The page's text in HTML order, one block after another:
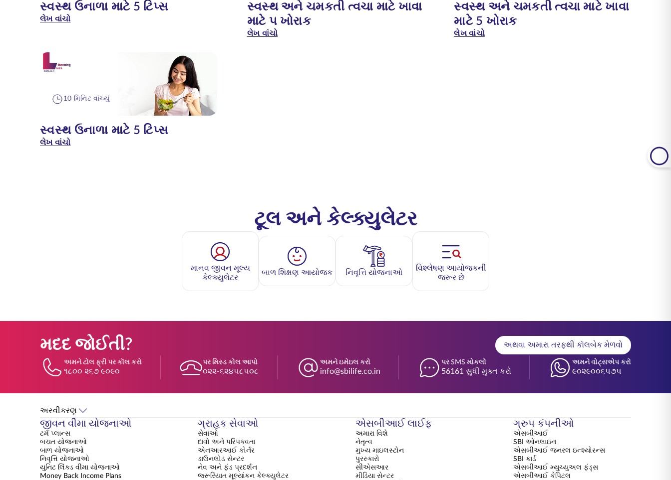
સ્વસ્થ ઉનાળા માટે 5 ટિપ્સ
લેખ વાંચો
સ્વસ્થ અને ચમકતી ત્વચા માટે ખાવા
માટે ૫ ખોરાક
લેખ વાંચો
સ્વસ્થ અને ચમકતી ત્વચા માટે ખાવા
માટે 5 ખોરાક
લેખ વાંચો
10 મિનિટ વાંચ્યું
સ્વસ્થ ઉનાળા માટે 5 ટિપ્સ
લેખ વાંચો
ટૂલ અને કેલ્ક્યુલેટર
માનવ જીવન મૂલ્ય
કેલ્ક્યુલેટર
બાળ શિક્ષણ આયોજક નિવૃત્તિ યોજનાઓ
વિશ્લેષણ આયોજકની
જરૂર છે
મદદ જોઈતી? અથવા અમારા તરફથી કૉલબેક મેળવો
અમને ટોલ ફ્રી પર કૉલ કરો
૧૮૦૦ ૨૬૭ ૯૦૯૦
પર મિસ્ડ કોલ આપો
૦૨૨-૬૨૪૫૮૫૦૮
અમને ઇમેઇલ કરો
info@sbilife.co.in
પર SMS મોકલો
56161 સુધી મુક્ત કરો
અમને વોટ્સએપ કરો
૯૦૨૯૦૦૬૫૭૫
અસ્વીકરણ
જીવન વીમા યોજનાઓ
ટર્મ પ્લાન્સ
બચત યોજનાઓ
બાળ યોજનાઓ
નિવૃત્તિ યોજનાઓ
યુનિટ લિંક્ડ વીમા યોજનાઓ
Money Back Income Plans
ગ્રાહક સેવાઓ
સેવાઓ
દાવો અને પરિપક્વતા
એનઆરઆઈ કોર્નર
ડાઉનલોડ સેન્ટર
નેવ અને ફંડ પ્રદર્શન
જરૂરિયાત મૂલ્યાંકન કેલ્ક્યુલેટર
એસબીઆઈ લાઈફ
અમારા વિશે
નેતૃત્વ
મુખ્ય માઇલસ્ટોન
પુરસ્કારો
સીએસઆર
મીડિયા સેન્ટર
ગ્રુપ કંપનીઓ
એસબીઆઈ
SBI ઓનલાઇન
એસબીઆઈ જનરલ ઇન્શ્યોરન્સ
SBI કાર્ડ
એસબીઆઈ મ્યુચ્યુઅલ ફંડ્સ
એસબીઆઈ કેપિટલ